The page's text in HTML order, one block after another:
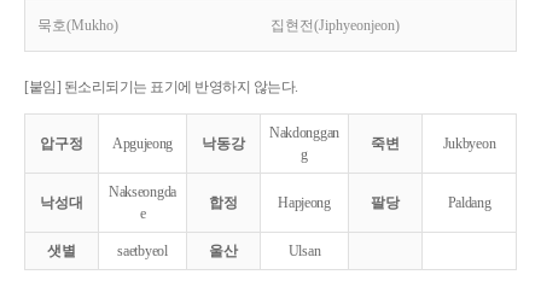
묵호(Mukho) 집현전(Jiphyeonjeon)
[붙임] 된소리되기는 표기에 반영하지 않는다.
압구정 Apgujeong 낙동강
Nakdonggan
g
죽변 Jukbyeon
낙성대
Nakseongda
e
합정 Hapjeong 팔당 Paldang
샛별 saetbyeol 울산 Ulsan